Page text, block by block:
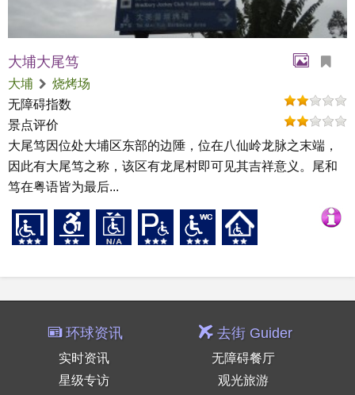
大埔大尾笃
大埔
烧烤场
无障碍指数
景点评价
大尾笃因位处大埔区东部的边陲，位在八仙岭龙脉之末端，
因此有大尾笃之称，该区有龙尾村即可见其吉祥意义。尾和
笃在粤语皆为最后...
环球资讯
实时资讯
星级专访
去街 Guider
无障碍餐厅
观光旅游